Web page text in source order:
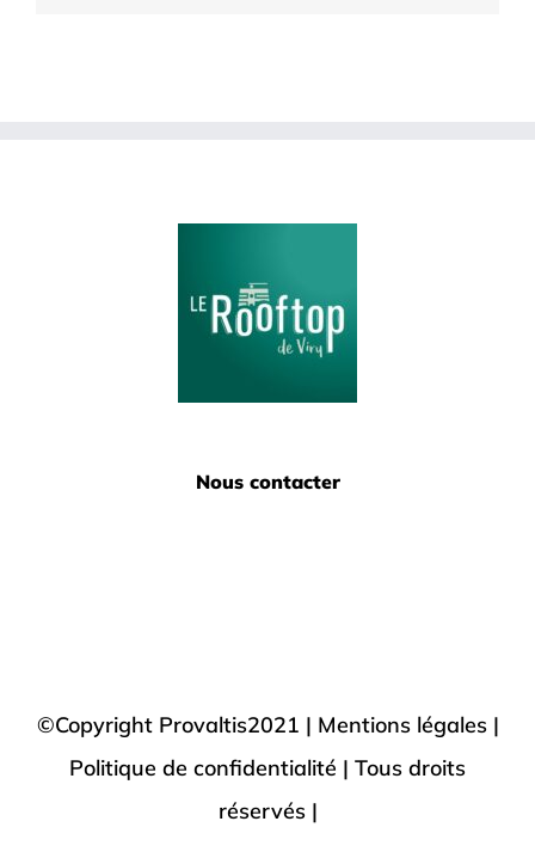
Nous contacter
©Copyright Provaltis2021 | Mentions légales |
Politique de confidentialité | Tous droits
réservés |